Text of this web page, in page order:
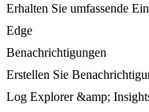
Erhalten Sie umfassende
Edge
Benachrichtigungen
Erstellen Sie
Log Explorer &amp;